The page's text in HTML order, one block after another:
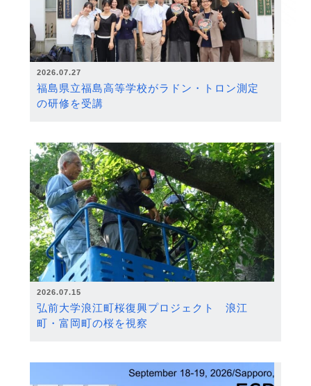
2026.07.27
福島県立福島高等学校がラドン・トロン測定
の研修を受講
2026.07.15
弘前大学浪江町桜復興プロジェクト 浪江
町・富岡町の桜を視察